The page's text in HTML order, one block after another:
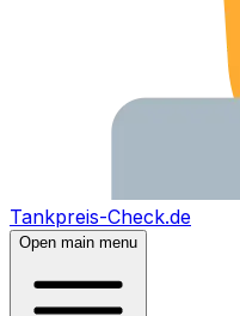
Tankpreis-Check.de
Open main menu